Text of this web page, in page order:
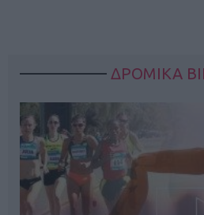
ΔΡΟΜΙΚΑ